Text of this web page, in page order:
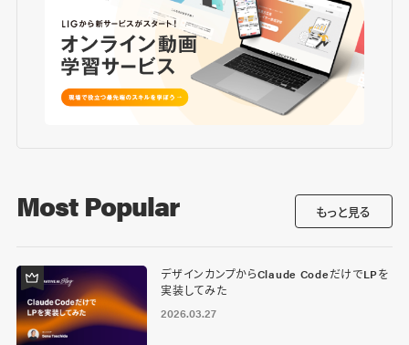
Most Popular もっと見る
デザインカンプからClaude CodeだけでLPを
実装してみた
2026.03.27